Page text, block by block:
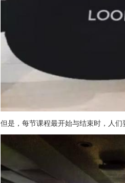
但是，每节课程最开始与结束时，人们